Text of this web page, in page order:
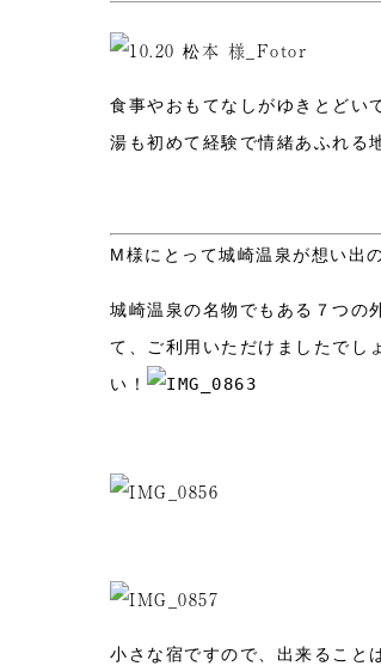
食事やおもてなしがゆきとどい
湯も初めて経験で情緒あふれる
M様にとって城崎温泉が想い出
城崎温泉の名物でもある７つの
て、ご利用いただけましたでし
い！
小さな宿ですので、出来ること